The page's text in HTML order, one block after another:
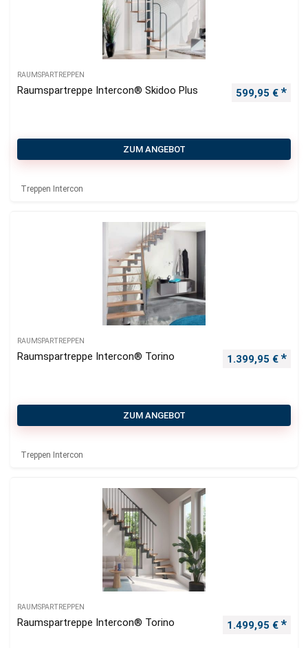
RAUMSPARTREPPEN
Raumspartreppe Intercon® Skidoo Plus 599,95 €
ZUM ANGEBOT
Treppen Intercon
RAUMSPARTREPPEN
Raumspartreppe Intercon® Torino 1.399,95 €
ZUM ANGEBOT
Treppen Intercon
RAUMSPARTREPPEN
Raumspartreppe Intercon® Torino 1.499,95 €